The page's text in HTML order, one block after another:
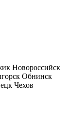
Новороссийск
Обнинск
Чехов